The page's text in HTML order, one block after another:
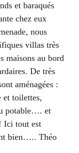
et baraqués
chez eux
nous
villas très
maisons au bord
De très
aménagées :
et toilettes,
potable…. et
Ici tout est
bien….. Théo